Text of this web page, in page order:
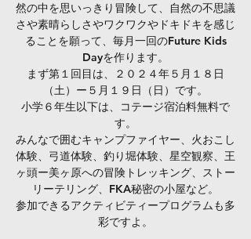
然の中を思いっきり冒険して、自然の不思議
さや素晴らしさやワクワクやドキドキを感じ
ることを願って、毎月一回のFuture Kids
Dayを作ります。
まず第１回目は、２０２４年５月１８日
（土）ー５月１９日（日）です。
小学６年生以下は、コテージ宿泊料無料で
す。
みんなで囲むキャンプファイヤー、火おこし
体験、弓道体験、釣り堀体験、星空観察、王
ヶ頭ー美ヶ原への冒険トレッキング、ストー
リーテリング、FKA秘密の小屋など。
参加できるアクティビティープログラムも多
彩ですよ。